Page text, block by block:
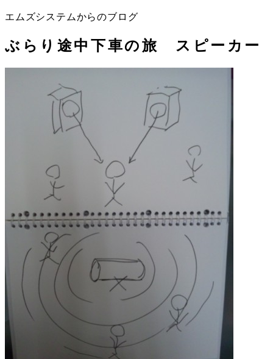
エムズシステムからのブログ
ぶらり途中下車の旅 スピーカー